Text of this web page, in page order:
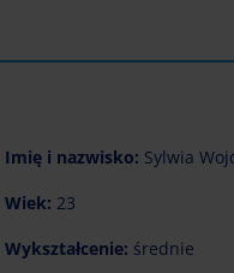
Imię i nazwisko: Sylwia
Wiek: 23
Wykształcenie: średnie